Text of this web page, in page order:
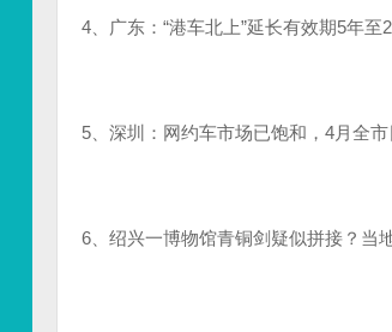
4、广东：“港车北上”延长有效期5年至
5、深圳：网约车市场已饱和，4月全
6、绍兴一博物馆青铜剑疑似拼接？当